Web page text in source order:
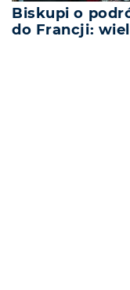
Biskupi o
do Francji: